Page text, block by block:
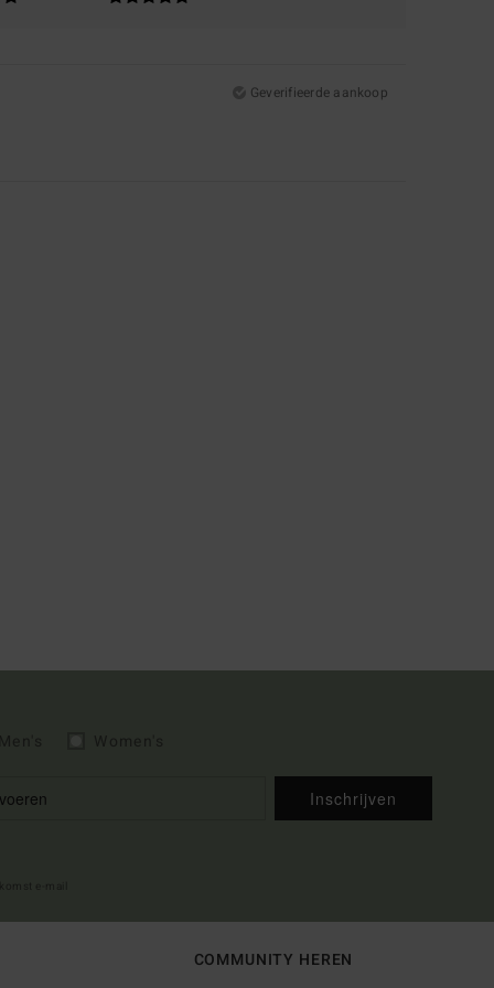
Geverifieerde aankoop
Inschrijven
COMMUNITY HEREN